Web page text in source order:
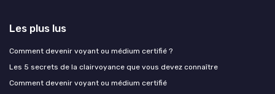
Les plus lus
Comment devenir voyant ou médium certifié ?
Les 5 secrets de la clairvoyance que vous devez connaître
Comment devenir voyant ou médium certifié